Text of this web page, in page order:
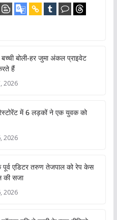
बच्ची बोली-हर जुमा अंकल प्राइवेट
हैं
2026
में 6 लड़कों ने एक युवक को
2026
एडिटर तरुण तेजपाल को रेप केस
की सजा
2026